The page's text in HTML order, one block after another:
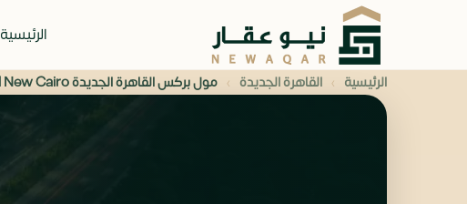
الرئيسية
الرئيسية › القاهرة الجديدة › مول بركس القاهرة الجديدة BRX Mall New Cairo